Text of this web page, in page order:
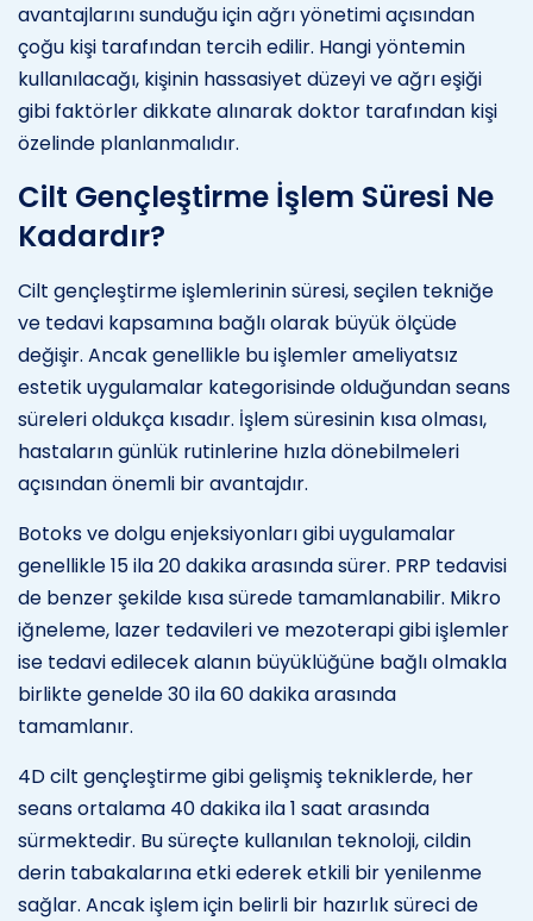
avantajlarını sunduğu için ağrı yönetimi açısından
çoğu kişi tarafından tercih edilir. Hangi yöntemin
kullanılacağı, kişinin hassasiyet düzeyi ve ağrı eşiği
gibi faktörler dikkate alınarak doktor tarafından kişi
özelinde planlanmalıdır.
Cilt Gençleştirme İşlem Süresi Ne
Kadardır?
Cilt gençleştirme işlemlerinin süresi, seçilen tekniğe
ve tedavi kapsamına bağlı olarak büyük ölçüde
değişir. Ancak genellikle bu işlemler ameliyatsız
estetik uygulamalar kategorisinde olduğundan seans
süreleri oldukça kısadır. İşlem süresinin kısa olması,
hastaların günlük rutinlerine hızla dönebilmeleri
açısından önemli bir avantajdır.
Botoks ve dolgu enjeksiyonları gibi uygulamalar
genellikle 15 ila 20 dakika arasında sürer. PRP tedavisi
de benzer şekilde kısa sürede tamamlanabilir. Mikro
iğneleme, lazer tedavileri ve mezoterapi gibi işlemler
ise tedavi edilecek alanın büyüklüğüne bağlı olmakla
birlikte genelde 30 ila 60 dakika arasında
tamamlanır.
4D cilt gençleştirme gibi gelişmiş tekniklerde, her
seans ortalama 40 dakika ila 1 saat arasında
sürmektedir. Bu süreçte kullanılan teknoloji, cildin
derin tabakalarına etki ederek etkili bir yenilenme
sağlar. Ancak işlem için belirli bir hazırlık süreci de